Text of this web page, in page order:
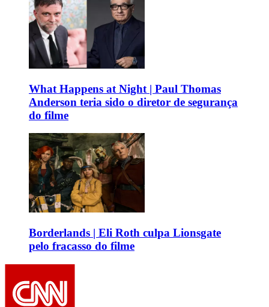
What Happens at Night | Paul Thomas
Anderson teria sido o diretor de segurança
do filme
Borderlands | Eli Roth culpa Lionsgate
pelo fracasso do filme